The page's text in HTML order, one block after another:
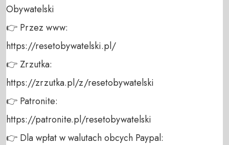
Obywatelski
👉 Przez www:
https://resetobywatelski.pl/
👉 Zrzutka:
https://zrzutka.pl/z/resetobywatelski
👉 Patronite:
https://patronite.pl/resetobywatelski
👉 Dla wpłat w walutach obcych Paypal: